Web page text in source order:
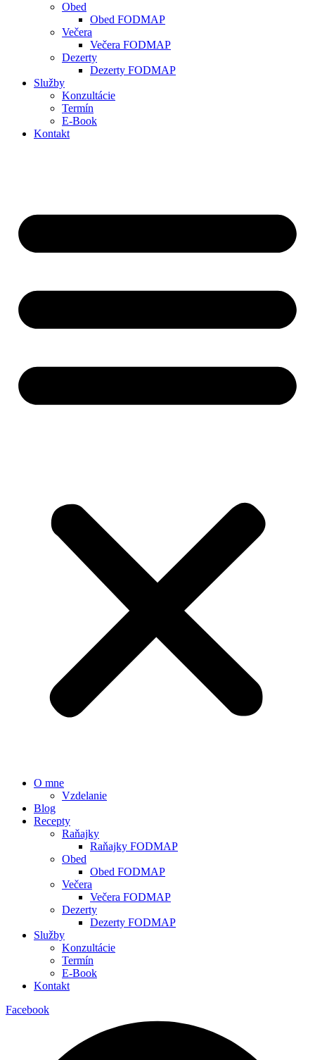
Obed
Obed FODMAP
Večera
Večera FODMAP
Dezerty
Dezerty FODMAP
Služby
Konzultácie
Termín
E-Book
Kontakt
O mne
Vzdelanie
Blog
Recepty
Raňajky
Raňajky FODMAP
Obed
Obed FODMAP
Večera
Večera FODMAP
Dezerty
Dezerty FODMAP
Služby
Konzultácie
Termín
E-Book
Kontakt
Facebook